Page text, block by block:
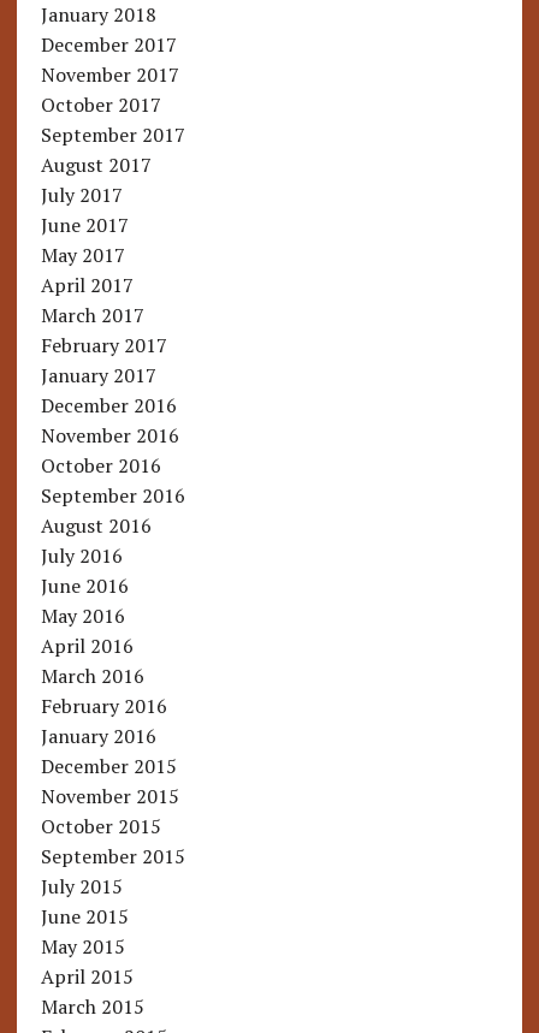
January 2018
December 2017
November 2017
October 2017
September 2017
August 2017
July 2017
June 2017
May 2017
April 2017
March 2017
February 2017
January 2017
December 2016
November 2016
October 2016
September 2016
August 2016
July 2016
June 2016
May 2016
April 2016
March 2016
February 2016
January 2016
December 2015
November 2015
October 2015
September 2015
July 2015
June 2015
May 2015
April 2015
March 2015